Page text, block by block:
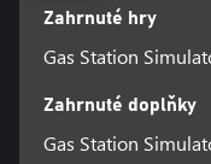
Zahrnuté hry
Gas Station
Zahrnuté doplňky
Gas Station